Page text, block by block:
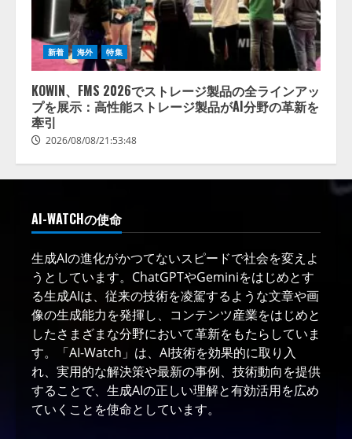
新着 海外 特集
KOWIN、FMS 2026でストレージ製品の全ラインアッ
プを展示：高性能ストレージ製品がAI分野の革新を
牽引
2026/08/08/21:53:48
AI-WATCHの使命
生成AIの進化がかつてないスピードで社会を変えよ
うとしています。ChatGPTやGeminiをはじめとす
る生成AIは、従来の技術を凌駕するような文章や画
像の生成能力を発揮し、コンテンツ産業をはじめと
したさまざまな分野において革新をもたらしていま
す。「AI-Watch」は、AI技術を効果的に取り入
れ、実用的な解決策や最新の事例、技術動向を提供
することで、生成AIの正しい理解と有効活用を広め
ていくことを使命としています。